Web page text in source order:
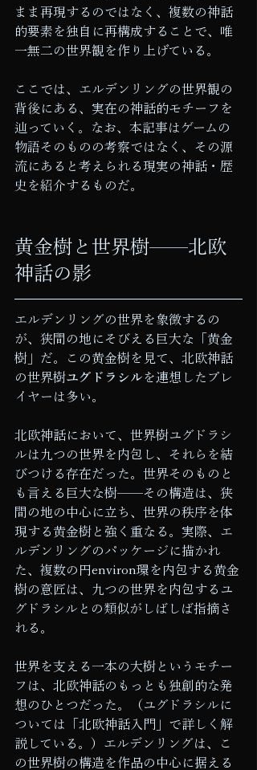
まま再現するのではなく、複数の神話
的要素を独自に再構成することで、唯
一無二の世界観を作り上げている。
ここでは、エルデンリングの世界観の
背後にある、実在の神話的モチーフを
辿っていく。なお、本記事はゲームの
物語そのものの考察ではなく、その源
流にあると考えられる現実の神話・歴
史を紹介するものだ。
黄金樹と世界樹——北欧
神話の影
エルデンリングの世界を象徴するの
が、狭間の地にそびえる巨大な「黄金
樹」だ。この黄金樹を見て、北欧神話
の世界樹ユグドラシルを連想したプレ
イヤーは多い。
北欧神話において、世界樹ユグドラシ
ルは九つの世界を内包し、それらを結
びつける存在だった。世界そのものと
も言える巨大な樹——その構造は、狭
間の地の中心に立ち、世界の秩序を体
現する黄金樹と強く重なる。実際、エ
ルデンリングのパッケージに描かれ
た、複数の円environ環を内包する黄金
樹の意匠は、九つの世界を内包するユ
グドラシルとの類似がしばしば指摘さ
れる。
世界を支える一本の大樹というモチー
フは、北欧神話のもっとも独創的な発
想のひとつだった。（ユグドラシルに
ついては「北欧神話入門」で詳しく解
説している。）エルデンリングは、こ
の世界樹の構造を作品の中心に据える